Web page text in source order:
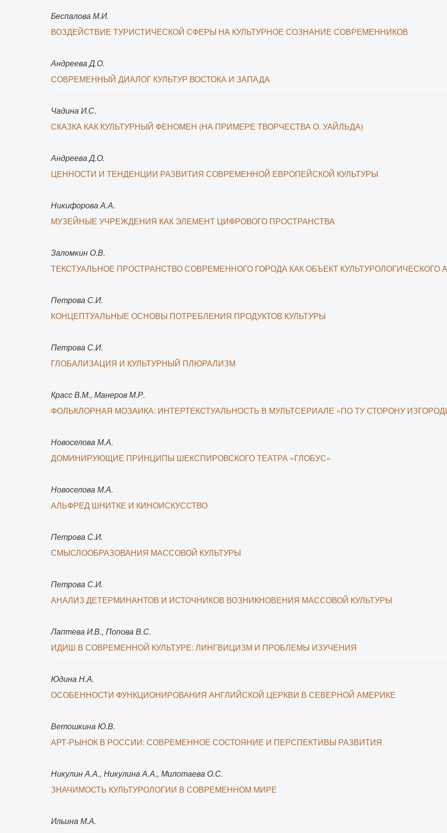
Беспалова М.И.
ВОЗДЕЙСТВИЕ ТУРИСТИЧЕСКОЙ СФЕРЫ НА КУЛЬТУРНОЕ СОЗНАНИЕ СОВРЕМЕННИКОВ
Андреева Д.О.
СОВРЕМЕННЫЙ ДИАЛОГ КУЛЬТУР ВОСТОКА И ЗАПАДА
Чадина И.С.
СКАЗКА КАК КУЛЬТУРНЫЙ ФЕНОМЕН (НА ПРИМЕРЕ ТВОРЧЕСТВА О. УАЙЛЬДА)
Андреева Д.О.
ЦЕННОСТИ И ТЕНДЕНЦИИ РАЗВИТИЯ СОВРЕМЕННОЙ ЕВРОПЕЙСКОЙ КУЛЬТУРЫ
Никифорова А.А.
МУЗЕЙНЫЕ УЧРЕЖДЕНИЯ КАК ЭЛЕМЕНТ ЦИФРОВОГО ПРОСТРАНСТВА
Заломкин О.В.
ТЕКСТУАЛЬНОЕ ПРОСТРАНСТВО СОВРЕМЕННОГО ГОРОДА КАК ОБЪЕКТ КУЛЬТУРОЛОГИЧЕСКОГО
Петрова С.И.
КОНЦЕПТУАЛЬНЫЕ ОСНОВЫ ПОТРЕБЛЕНИЯ ПРОДУКТОВ КУЛЬТУРЫ
Петрова С.И.
ГЛОБАЛИЗАЦИЯ И КУЛЬТУРНЫЙ ПЛЮРАЛИЗМ
Красс В.М., Манеров М.Р.
ФОЛЬКЛОРНАЯ МОЗАИКА: ИНТЕРТЕКСТУАЛЬНОСТЬ В МУЛЬТСЕРИАЛЕ «ПО ТУ СТОРОНУ
Новоселова М.А.
ДОМИНИРУЮЩИЕ ПРИНЦИПЫ ШЕКСПИРОВСКОГО ТЕАТРА «ГЛОБУС»
Новоселова М.А.
АЛЬФРЕД ШНИТКЕ И КИНОИСКУССТВО
Петрова С.И.
СМЫСЛООБРАЗОВАНИЯ МАССОВОЙ КУЛЬТУРЫ
Петрова С.И.
АНАЛИЗ ДЕТЕРМИНАНТОВ И ИСТОЧНИКОВ ВОЗНИКНОВЕНИЯ МАССОВОЙ КУЛЬТУРЫ
Лаптева И.В., Попова В.С.
ИДИШ В СОВРЕМЕННОЙ КУЛЬТУРЕ: ЛИНГВИЦИЗМ И ПРОБЛЕМЫ ИЗУЧЕНИЯ
Юдина Н.А.
ОСОБЕННОСТИ ФУНКЦИОНИРОВАНИЯ АНГЛИЙСКОЙ ЦЕРКВИ В СЕВЕРНОЙ АМЕРИКЕ
Ветошкина Ю.В.
АРТ-РЫНОК В РОССИИ: СОВРЕМЕННОЕ СОСТОЯНИЕ И ПЕРСПЕКТИВЫ РАЗВИТИЯ
Никулин А.А., Никулина А.А., Милотаева О.С.
ЗНАЧИМОСТЬ КУЛЬТУРОЛОГИИ В СОВРЕМЕННОМ МИРЕ
Ильина М.А.